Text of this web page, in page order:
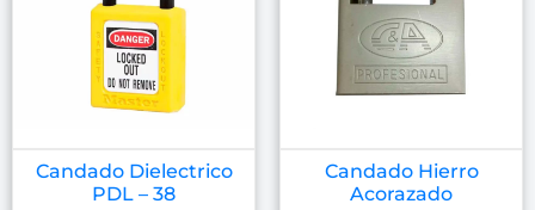
Candado Dielectrico
PDL – 38
Candado Hierro
Acorazado